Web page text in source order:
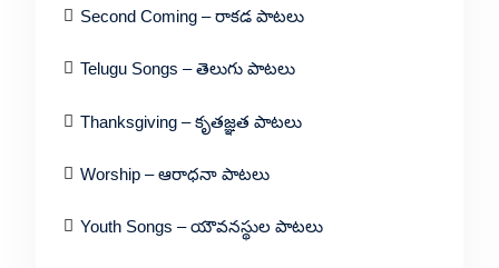
Second Coming – రాకడ పాటలు
Telugu Songs – తెలుగు పాటలు
Thanksgiving – కృతజ్ఞత పాటలు
Worship – ఆరాధనా పాటలు
Youth Songs – యౌవనస్థుల పాటలు